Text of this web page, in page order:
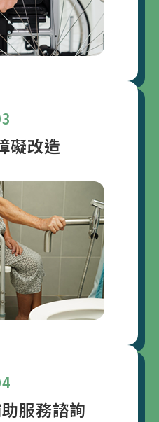
礙改造
服務諮詢